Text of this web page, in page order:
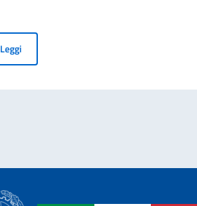
LeggiCessazione della validità della carta